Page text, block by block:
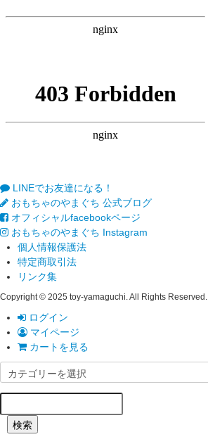
LINEでお友達になる！
おもちゃのやまぐち 公式ブログ
オフィシャルfacebookページ
おもちゃのやまぐち Instagram
個人情報保護法
特定商取引法
リンク集
Copyright © 2025 toy-yamaguchi. All Rights Reserved.
ログイン
マイページ
カートを見る
検索